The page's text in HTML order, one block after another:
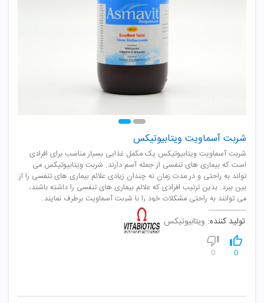
شربت آسماویت ویتابیوتیکس
شربت آسماویت ویتابیوتیکس یک مکمل غذایی بسیار مناسب برای افرادی
است که بیماری های تنفسی از جمله آسم دارند. شربت ویتابیوتیکس می
تواند به راحتی و در مدت زمان نه چندان زیادی علائم بیماری های تنفسی را از
بین ببرد. بدین ترتیب افرادی که علائم بیماری های تنفسی را داشته باشند،
می توانند به راحتی مشکلات خود را با شربت آسماویت برطرف نمایند.
تولید کننده: ویتابیوتیکس
0
0